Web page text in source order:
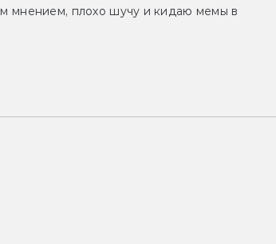
мнением, плохо шучу и кидаю мемы в